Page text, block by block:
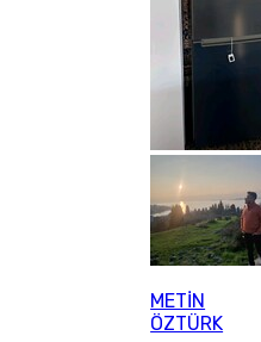
METİN
ÖZTÜRK